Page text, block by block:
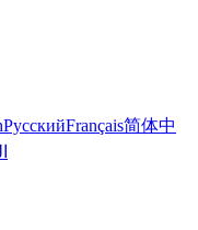
РусскийFrançais简体中